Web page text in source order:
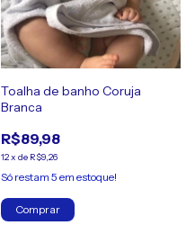
Toalha de banho Coruja
Branca
R$89,98
12x de R$9,26
Só restam 5 em estoque!
Comprar